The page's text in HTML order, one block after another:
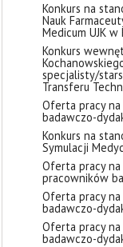
Konkurs na
Nauk
Medicum UJK w
Konkurs
specjalisty/
Transferu
Oferta pracy
badawczo-
Konkurs na
Symulacji
Oferta pracy
pracowników
Oferta pracy
badawczo-
Oferta pracy
badawczo-